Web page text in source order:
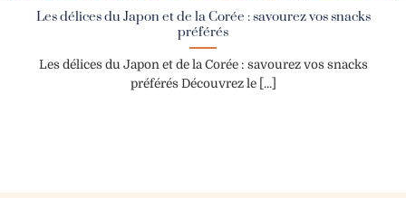
Les délices du Japon et de la Corée : savourez vos snacks
préférés
Les délices du Japon et de la Corée : savourez vos snacks
préférés Découvrez le [...]